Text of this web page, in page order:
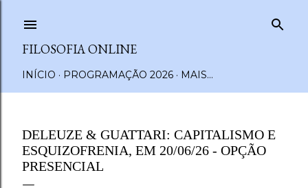
FILOSOFIA ONLINE
INÍCIO PROGRAMAÇÃO 2026 MAIS…
DELEUZE & GUATTARI: CAPITALISMO E
ESQUIZOFRENIA, EM 20/06/26 - OPÇÃO
PRESENCIAL